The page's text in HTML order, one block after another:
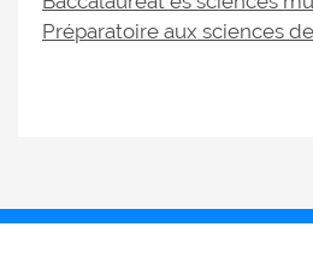
Préparatoire aux sciences